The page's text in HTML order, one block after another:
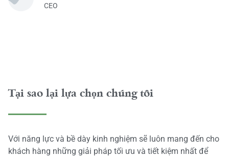
CEO
Tại sao lại lựa chọn chúng tôi
Với năng lực và bề dày kinh nghiệm sẽ luôn mang đến cho
khách hàng những giải pháp tối ưu và tiết kiệm nhất để